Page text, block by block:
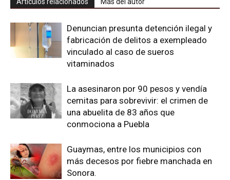
Denuncian presunta detención ilegal y
fabricación de delitos a exempleado
vinculado al caso de sueros
vitaminados
La asesinaron por 90 pesos y vendía
cemitas para sobrevivir: el crimen de
una abuelita de 83 años que
conmociona a Puebla
Guaymas, entre los municipios con
más decesos por fiebre manchada en
Sonora.